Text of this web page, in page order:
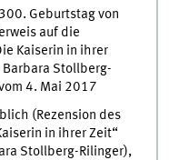
Geburtstag von
auf die
Kaiserin in ihrer
Stollberg-
4. Mai 2017
(Rezension des
in ihrer Zeit“
Stollberg-Rilinger),